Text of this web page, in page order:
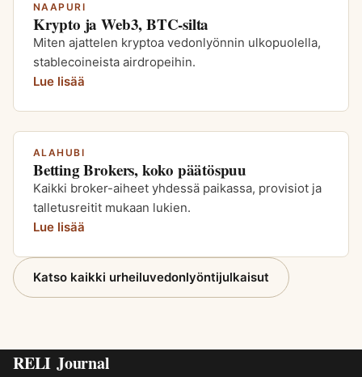
NAAPURI
Krypto ja Web3, BTC-silta
Miten ajattelen kryptoa vedonlyönnin ulkopuolella,
stablecoineista airdropeihin.
Lue lisää
ALAHUBI
Betting Brokers, koko päätöspuu
Kaikki broker-aiheet yhdessä paikassa, provisiot ja
talletusreitit mukaan lukien.
Lue lisää
Katso kaikki urheiluvedonlyöntijulkaisut
RELI Journal